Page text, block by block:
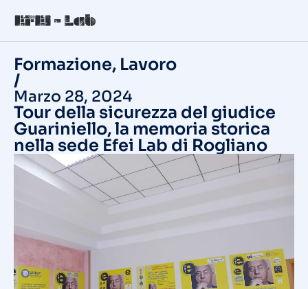
Formazione, Lavoro
/
Marzo 28, 2024
Tour della sicurezza del giudice
Guariniello, la memoria storica
nella sede Efei Lab di Rogliano